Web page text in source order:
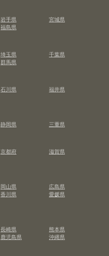
岩手県
宮城県
福島県
埼玉県
千葉県
群馬県
石川県
福井県
静岡県
三重県
京都府
滋賀県
岡山県
広島県
香川県
愛媛県
長崎県
熊本県
鹿児島県 沖縄県